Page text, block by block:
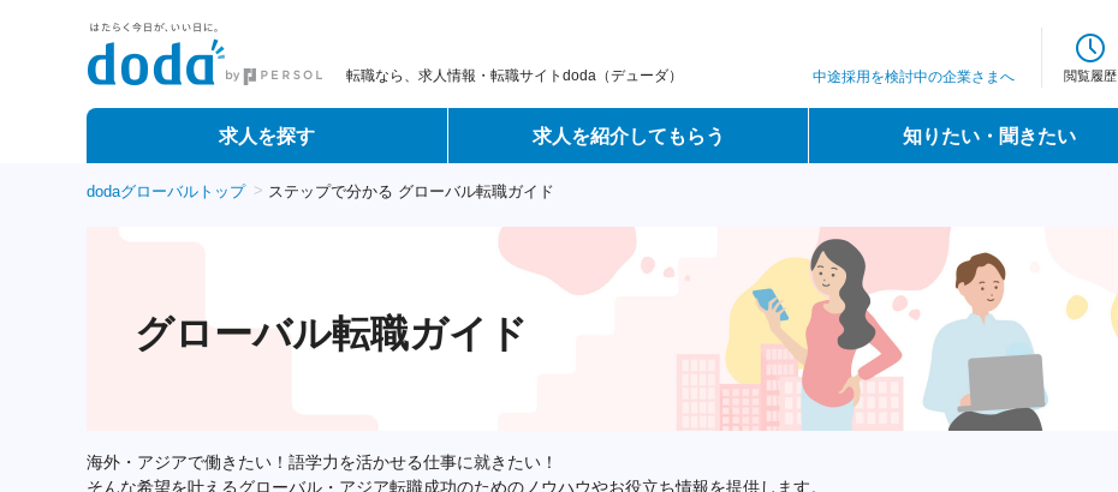
転職なら、求人情報・転職サイトdoda（デューダ） 閲覧履歴
中途採用を検討中の企業さまへ
求人を探す 求人を紹介してもらう 知りたい・聞きたい
dodaグローバルトップ ステップで分かる グローバル転職ガイド
グローバル転職ガイド
海外・アジアで働きたい！語学力を活かせる仕事に就きたい！
そんな希望を叶えるグローバル・アジア転職成功のためのノウハウやお役立ち情報を提供します。